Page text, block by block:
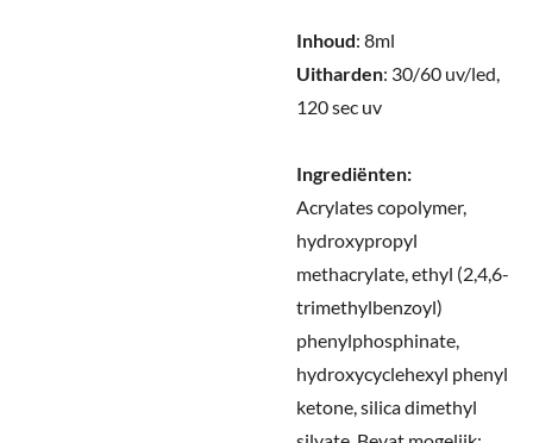
Inhoud: 8ml
Uitharden: 30/60 uv/led,
120 sec uv
Ingrediënten:
Acrylates copolymer,
hydroxypropyl
methacrylate, ethyl (2,4,6-
trimethylbenzoyl)
phenylphosphinate,
hydroxycyclehexyl phenyl
ketone, silica dimethyl